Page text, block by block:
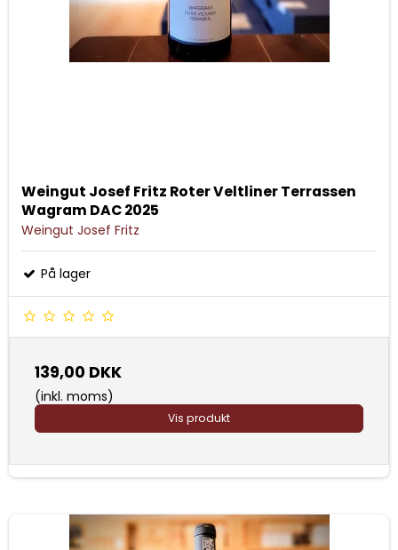
Weingut Josef Fritz Roter Veltliner Terrassen
Wagram DAC 2025
Weingut Josef Fritz
På lager
139,00 DKK
(inkl. moms)
Vis produkt